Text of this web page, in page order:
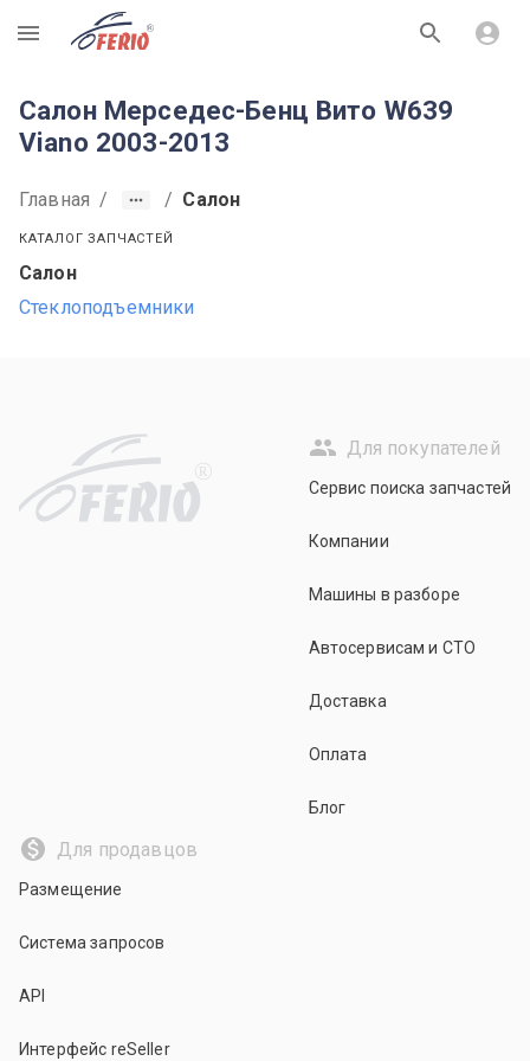
R
Салон Мерседес-Бенц Вито W639
Viano 2003-2013
Главная / / Салон
КАТАЛОГ ЗАПЧАСТЕЙ
Салон
Стеклоподъемники
R
Для покупателей
Сервис поиска запчастей
Компании
Машины в разборе
Автосервисам и СТО
Доставка
Оплата
Блог
Для продавцов
Размещение
Система запросов
API
Интерфейс reSeller